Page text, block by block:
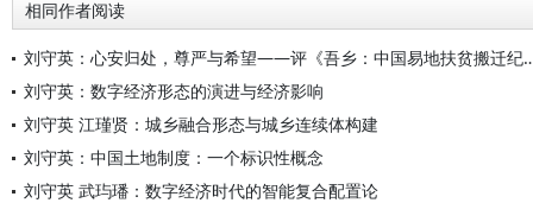
相同作者阅读
刘守英：心安归处，尊严与
刘守英：数字经济形态的演进与经济影响
刘守英 江瑾贤：城乡融合形态与城乡连续体构建
刘守英：中国土地制度：一个标识性概念
刘守英 武玙璠：数字经济时代的智能复合配置论